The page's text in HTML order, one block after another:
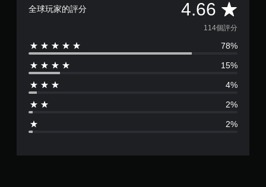
全球玩家的評分 4.66 平
均
評
分
6
114個評分
78%
15%
4%
2%
2%